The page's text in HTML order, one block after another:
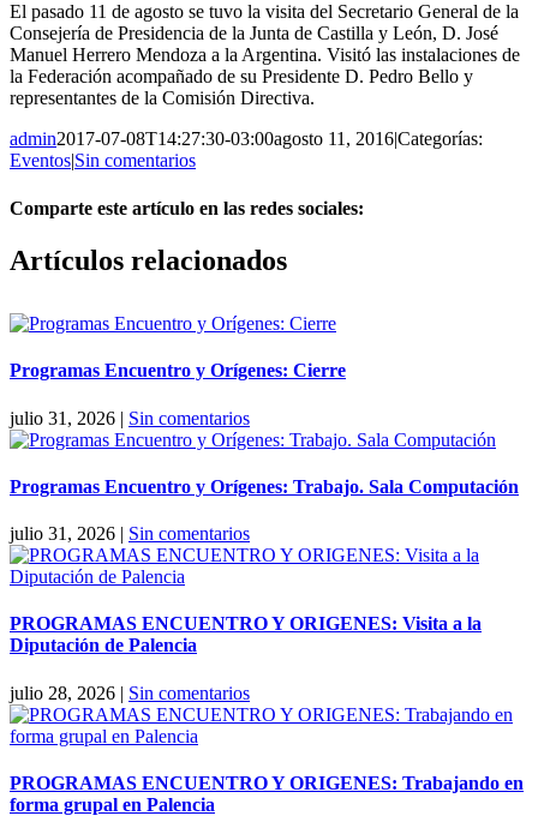
más
grande
El pasado 11 de agosto se tuvo la visita del Secretario General de la
Consejería de Presidencia de la Junta de Castilla y León, D. José
Manuel Herrero Mendoza a la Argentina. Visitó las instalaciones de
la Federación acompañado de su Presidente D. Pedro Bello y
representantes de la Comisión Directiva.
admin2017-07-08T14:27:30-03:00agosto 11, 2016|Categorías:
Eventos|Sin comentarios
Comparte este artículo en las redes sociales:
Facebook
X
Reddit
LinkedIn
Pinterest
Vk
Artículos relacionados
Programas Encuentro y Orígenes: Cierre
julio 31, 2026 | Sin comentarios
Programas Encuentro y Orígenes: Trabajo. Sala Computación
julio 31, 2026 | Sin comentarios
PROGRAMAS ENCUENTRO Y ORIGENES: Visita a la
Diputación de Palencia
julio 28, 2026 | Sin comentarios
PROGRAMAS ENCUENTRO Y ORIGENES: Trabajando en
forma grupal en Palencia